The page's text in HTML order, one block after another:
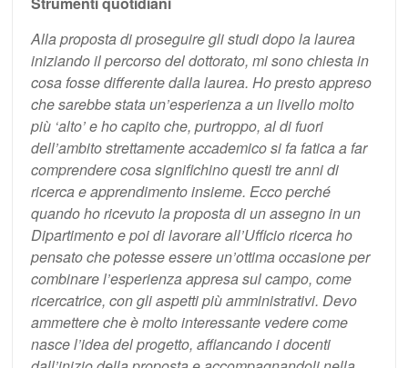
Alla proposta di proseguire gli studi dopo la laurea
iniziando il percorso del dottorato, mi sono chiesta in
cosa fosse differente dalla laurea. Ho presto appreso
che sarebbe stata un’esperienza a un livello molto
più ‘alto’ e ho capito che, purtroppo, al di fuori
dell’ambito strettamente accademico si fa fatica a far
comprendere cosa significhino questi tre anni di
ricerca e apprendimento insieme. Ecco perché
quando ho ricevuto la proposta di un assegno in un
Dipartimento e poi di lavorare all’Ufficio ricerca ho
pensato che potesse essere un’ottima occasione per
combinare l’esperienza appresa sul campo, come
ricercatrice, con gli aspetti più amministrativi. Devo
ammettere che è molto interessante vedere come
nasce l’idea del progetto, affiancando i docenti